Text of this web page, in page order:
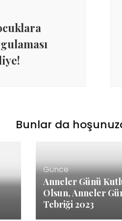
Bunlar da
Günce
Anneler Günü
Olsun, Anneler
Tebriği 2023